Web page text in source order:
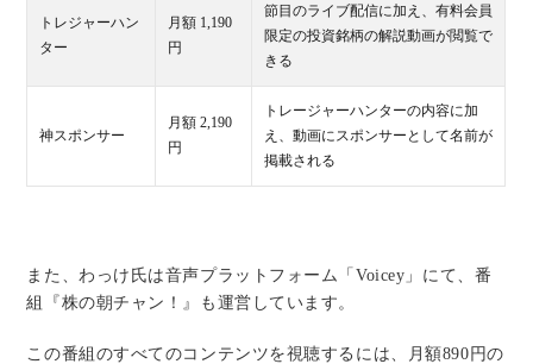
トレジャーハン
ター
月額 1,190
円
節目のライブ配信に加え、有料会員
限定の投資銘柄の解説動画が閲覧で
きる
神スポンサー
月額 2,190
円
トレージャーハンターの内容に加
え、動画にスポンサーとして名前が
掲載される
また、わっけ氏は音声プラットフォーム「Voicey」にて、番
組『株の朝チャン！』も運営しています。
この番組のすべてのコンテンツを視聴するには、月額890円の